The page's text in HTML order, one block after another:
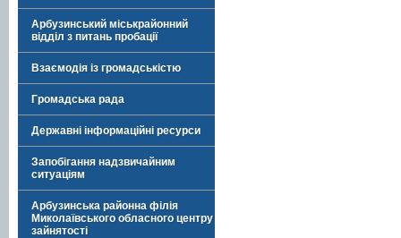
Арбузинський міськрайонний
відділ з питань пробації
Взаємодія із громадськістю
Громадська рада
Державні інформаційні ресурси
Запобігання надзвичайним
ситуаціям
Арбузинська районна філія
Миколаївського обласного центру
зайнятості